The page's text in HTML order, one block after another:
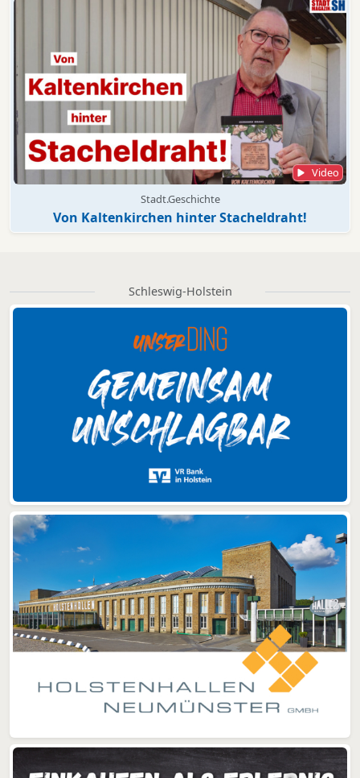
Video
Stadt.Geschichte
Von Kaltenkirchen hinter Stacheldraht!
Schleswig-Holstein